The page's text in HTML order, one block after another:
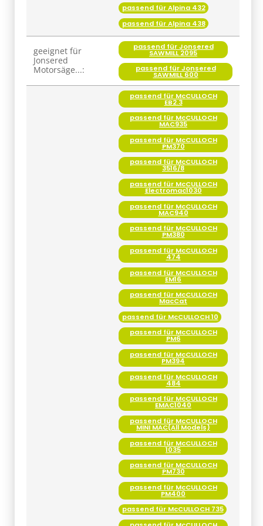
passend für Alpina 432
passend für Alpina 438
geeignet für
Jonsered
Motorsäge...:
passend für Jonsered
SAWMILL 2095
passend für Jonsered
SAWMILL 600
passend für McCULLOCH
EB2.3
passend für McCULLOCH
MAC935
passend für McCULLOCH
PM370
passend für McCULLOCH
3516/8
passend für McCULLOCH
Electromac1030
passend für McCULLOCH
MAC940
passend für McCULLOCH
PM380
passend für McCULLOCH
474
passend für McCULLOCH
EM16
passend für McCULLOCH
MacCat
passend für McCULLOCH 10
passend für McCULLOCH
PM6
passend für McCULLOCH
PM394
passend für McCULLOCH
484
passend für McCULLOCH
EMAC1040
passend für McCULLOCH
MINI MAC(All Models)
passend für McCULLOCH
1035
passend für McCULLOCH
PM730
passend für McCULLOCH
PM400
passend für McCULLOCH 735